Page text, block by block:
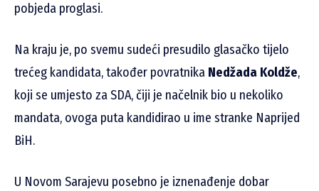
pobjeda proglasi.
Na kraju je, po svemu sudeći presudilo glasačko tijelo
trećeg kandidata, također povratnika Nedžada Koldže,
koji se umjesto za SDA, čiji je načelnik bio u nekoliko
mandata, ovoga puta kandidirao u ime stranke Naprijed
BiH.
U Novom Sarajevu posebno je iznenađenje dobar